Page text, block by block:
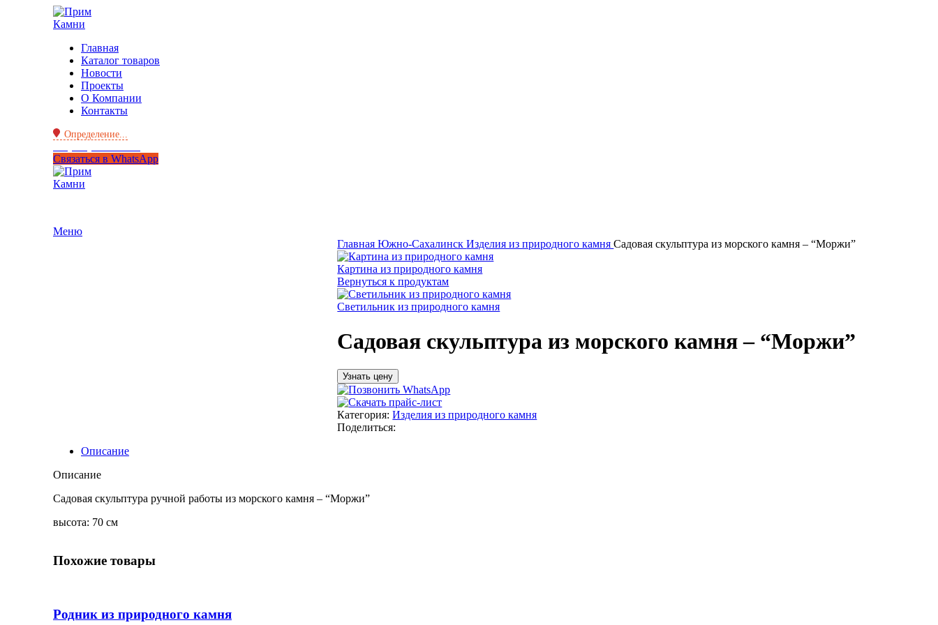
Главная
Каталог товаров
Новости
Проекты
О Компании
Контакты
Определение...
Связаться в WhatsApp
Меню
ГлавнаяЮжно-СахалинскИзделия из природного камняСадовая скульптура из морского камня – “Моржи”
Картина из природного камня
Вернуться к продуктам
Светильник из природного камня
Садовая скульптура из морского камня – “Моржи”
Узнать цену
Категория: Изделия из природного камня
Поделиться:
Описание
Описание
Садовая скульптура ручной работы из морского камня – “Моржи”
высота: 70 см
Похожие товары
Родник из природного камня